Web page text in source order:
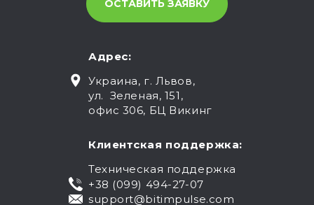
Адрес:
Украина, г. Львов,
ул. Зеленая, 151,
офис 306, БЦ Викинг
Клиентская поддержка:
Техническая поддержка
+38 (099) 494-27-07
support@bitimpulse.com